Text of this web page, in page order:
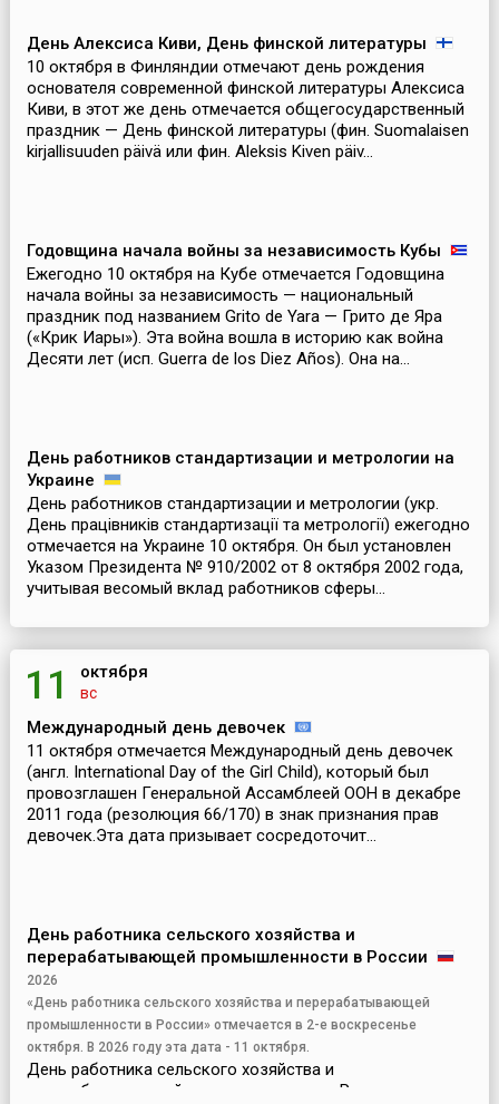
День Алексиса Киви, День финской литературы
10 октября в Финляндии отмечают день рождения
основателя современной финской литературы Алексиса
Киви, в этот же день отмечается общегосударственный
праздник — День финской литературы (фин. Suomalaisen
kirjallisuuden päivä или фин. Aleksis Kiven päiv...
Годовщина начала войны за независимость Кубы
Ежегодно 10 октября на Кубе отмечается Годовщина
начала войны за независимость — национальный
праздник под названием Grito de Yara — Грито де Яра
(«Крик Иары»). Эта война вошла в историю как война
Десяти лет (исп. Guerra de los Diez Años). Она на...
День работников стандартизации и метрологии на
Украине
День работников стандартизации и метрологии (укр.
День працівників стандартизації та метрології) ежегодно
отмечается на Украине 10 октября. Он был установлен
Указом Президента № 910/2002 от 8 октября 2002 года,
учитывая весомый вклад работников сферы...
11 октября
вс
Международный день девочек
11 октября отмечается Международный день девочек
(англ. International Day of the Girl Child), который был
провозглашен Генеральной Ассамблеей ООН в декабре
2011 года (резолюция 66/170) в знак признания прав
девочек.Эта дата призывает сосредоточит...
День работника сельского хозяйства и
перерабатывающей промышленности в России
2026
«День работника сельского хозяйства и перерабатывающей
промышленности в России» отмечается в 2-е воскресенье
октября. В 2026 году эта дата - 11 октября.
День работника сельского хозяйства и
перерабатывающей промышленности в России